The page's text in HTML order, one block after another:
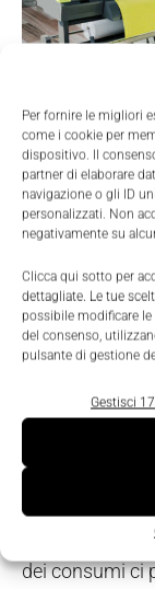
Per fornire le migliori
come i cookie per
dispositivo. Il
partner di elaborare
navigazione o gli ID
personalizzati. Non
negativamente su
Clicca qui sotto per
dettagliate. Le tue
possibile modificare
del consenso,
pulsante di gestione
Gestisci
Con la nascita di
riguarderanno i social
Proprio per
margini di
domanda è: da
significa
emergenti.
“Storicamente
protagonisti
beverage,
applicazioni
più alti livelli.
dei consumi ci